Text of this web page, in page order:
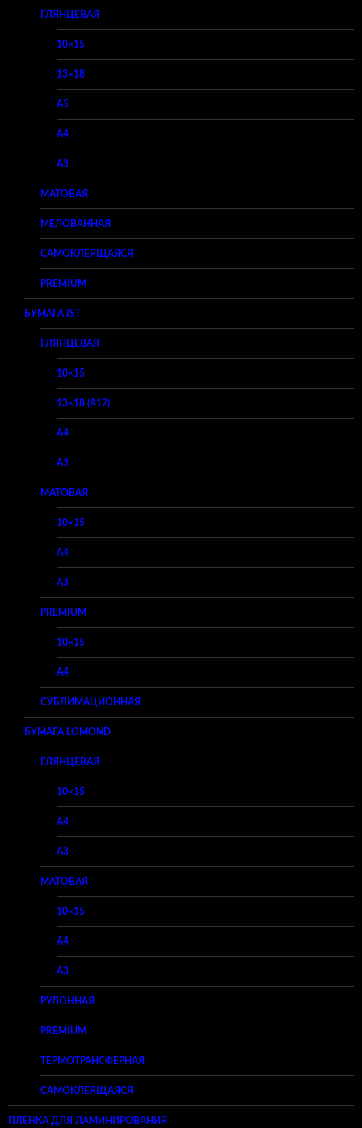
ГЛЯНЦЕВАЯ
10×15
13×18
A5
A4
A3
МАТОВАЯ
МЕЛОВАННАЯ
САМОКЛЕЯЩАЯСЯ
PREMIUM
БУМАГА IST
ГЛЯНЦЕВАЯ
10×15
13×18 (A12)
A4
A3
МАТОВАЯ
10×15
A4
A3
PREMIUM
10×15
A4
СУБЛИМАЦИОННАЯ
БУМАГА LOMOND
ГЛЯНЦЕВАЯ
10×15
A4
A3
МАТОВАЯ
10×15
A4
A3
РУЛОННАЯ
PREMIUM
ТЕРМОТРАНСФЕРНАЯ
САМОКЛЕЯЩАЯСЯ
ПЛЕНКА ДЛЯ ЛАМИНИРОВАНИЯ